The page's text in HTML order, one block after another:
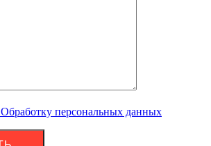
Обработку персональных данных